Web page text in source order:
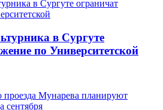
в Сургуте
по Университетской